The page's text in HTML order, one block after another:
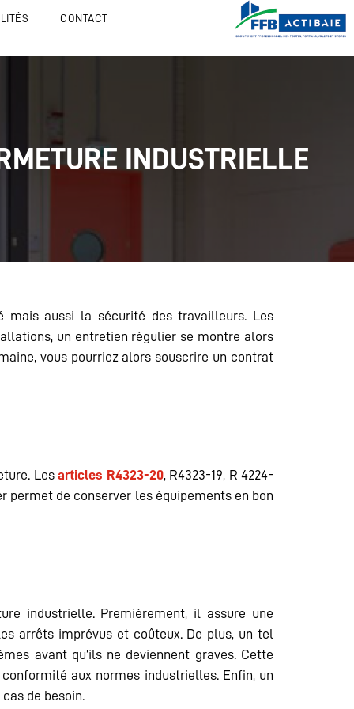
CONTACT
INDUSTRIELLE
mais aussi la sécurité des travailleurs. Les
un entretien régulier se montre alors
vous pourriez alors souscrire un contrat
Lesarticles R4323-20, R4323-19, R 4224-
permet de conserver les équipements en bon
industrielle. Premièrement, il assure une
arrêts imprévus et coûteux. De plus, un tel
avant qu’ils ne deviennent graves. Cette
aux normes industrielles. Enfin, un
de besoin.